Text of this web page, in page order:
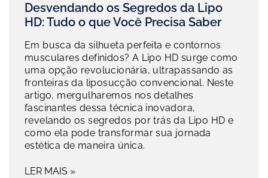
Desvendando os Segredos da Lipo
HD: Tudo o que Você Precisa Saber
Em busca da silhueta perfeita e contornos
musculares definidos? A Lipo HD surge como
uma opção revolucionária, ultrapassando as
fronteiras da liposucção convencional. Neste
artigo, mergulharemos nos detalhes
fascinantes dessa técnica inovadora,
revelando os segredos por trás da Lipo HD e
como ela pode transformar sua jornada
estética de maneira única.
LER MAIS »